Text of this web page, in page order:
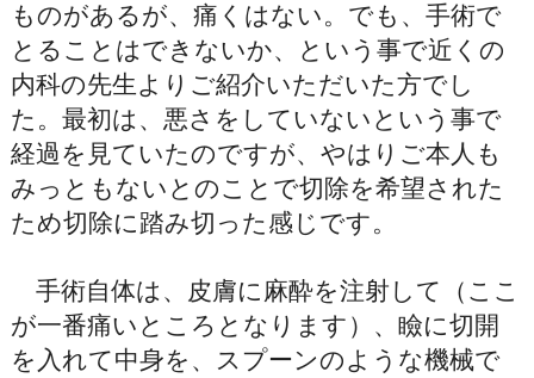
ものがあるが、痛くはない。でも、手術で
とることはできないか、という事で近くの
内科の先生よりご紹介いただいた方でし
た。最初は、悪さをしていないという事で
経過を見ていたのですが、やはりご本人も
みっともないとのことで切除を希望された
ため切除に踏み切った感じです。
手術自体は、皮膚に麻酔を注射して（ここ
が一番痛いところとなります）、瞼に切開
を入れて中身を、スプーンのような機械で